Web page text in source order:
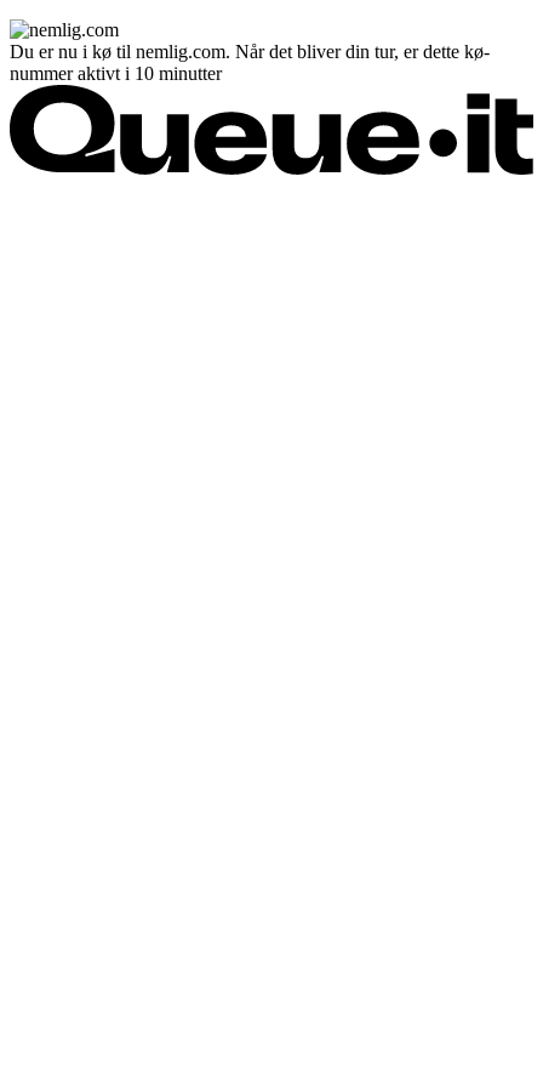
Du er nu i kø til nemlig.com. Når det bliver din tur, er dette kø-
nummer aktivt i 10 minutter